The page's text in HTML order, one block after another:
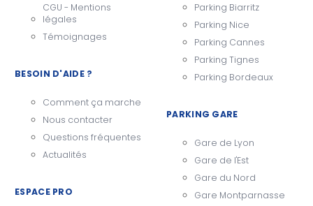
CGU - Mentions
légales
Témoignages
BESOIN D'AIDE ?
Comment ça marche
Nous contacter
Questions fréquentes
Actualités
ESPACE PRO
Parking Biarritz
Parking Nice
Parking Cannes
Parking Tignes
Parking Bordeaux
PARKING GARE
Gare de Lyon
Gare de l'Est
Gare du Nord
Gare Montparnasse